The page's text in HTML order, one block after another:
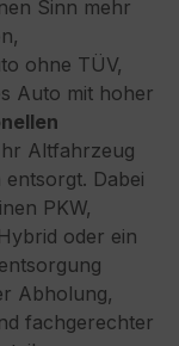
Sinn mehr
ohne TÜV,
Auto mit hoher
Altfahrzeug
Dabei
PKW,
oder ein
Abholung,
fachgerechter